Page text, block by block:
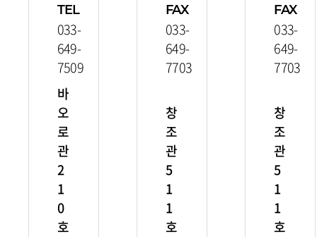
TEL
033-
649-
7509
바
오
로
관
2
1
0
호
FAX
033-
649-
7703
창
조
관
5
1
1
호
FAX
033-
649-
7703
창
조
관
5
1
1
호